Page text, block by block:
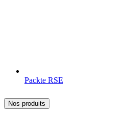
Packte RSE
Nos produits